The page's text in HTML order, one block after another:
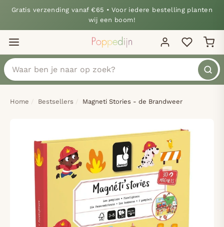
Gratis verzending vanaf €65 • Voor iedere bestelling planten
wij een boom!
Home Bestsellers Magneti Stories - de Brandweer